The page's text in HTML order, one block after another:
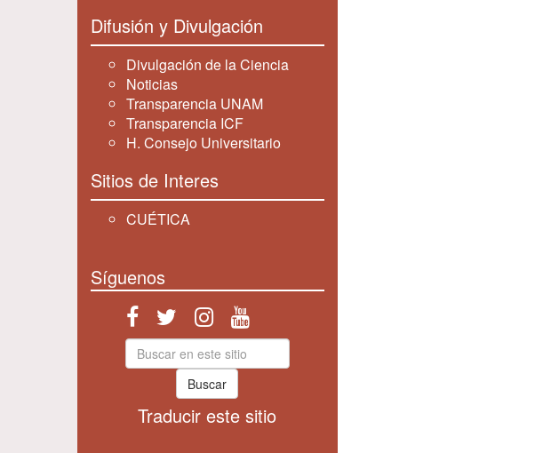
Difusión y Divulgación
Divulgación de la Ciencia
Noticias
Transparencia UNAM
Transparencia ICF
H. Consejo Universitario
Sitios de Interes
CUÉTICA
Síguenos
Buscar
Traducir este sitio